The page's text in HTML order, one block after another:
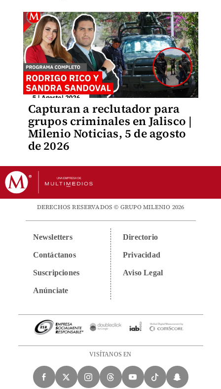
Capturan a reclutador para
grupos criminales en Jalisco |
Milenio Noticias, 5 de agosto
de 2026
DERECHOS RESERVADOS © GRUPO MILENIO 2026
Newsletters
Contáctanos
Suscripciones
Anúnciate
Directorio
Privacidad
Aviso Legal
VISÍTANOS EN